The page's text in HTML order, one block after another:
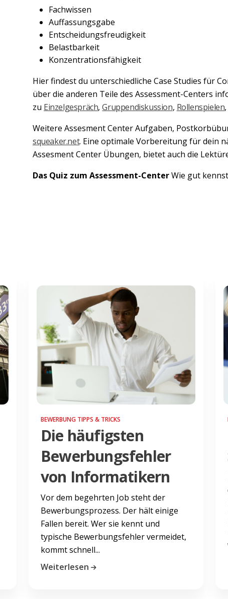
Fachwissen
Auffassungsgabe
Entscheidungsfreudigkeit
Belastbarkeit
Konzentrationsfähigkeit
Hier findest du unterschiedliche Case Studies für
über die anderen Teile des Assessment-Centers
zu Einzelgespräch,Gruppendiskussion, Rollenspielen,
Weitere Assesment Center Aufgaben,
squeaker.net. Eine optimale Vorbereitung für dein
Assesment Center Übungen, bietet auch die
Das Quiz zum Assessment-CenterWie gut
BEWERBUNG TIPPS & TRICKS
Die häufigsten
Bewerbungsfehler
von Informatikern
Vor dem begehrten Job steht der
Bewerbungsprozess. Der hält einige
Fallen bereit. Wer sie kennt und
typische Bewerbungsfehler vermeidet,
kommt schnell...
Weiterlesen